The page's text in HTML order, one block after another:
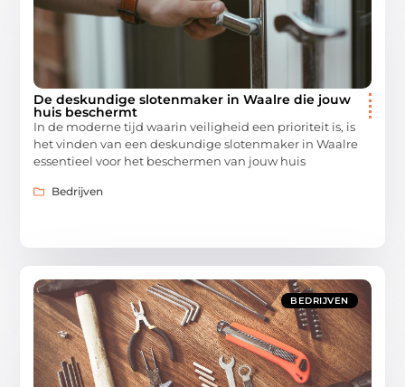
De deskundige slotenmaker in Waalre die jouw
huis beschermt
In de moderne tijd waarin veiligheid een prioriteit is, is
het vinden van een deskundige slotenmaker in Waalre
essentieel voor het beschermen van jouw huis
Bedrijven
BEDRIJVEN